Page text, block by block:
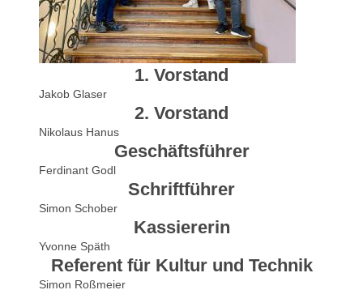
1. Vorstand
Jakob Glaser
2. Vorstand
Nikolaus Hanus
Geschäftsführer
Ferdinant Godl
Schriftführer
Simon Schober
Kassiererin
Yvonne Späth
Referent für Kultur und Technik
Simon Roßmeier